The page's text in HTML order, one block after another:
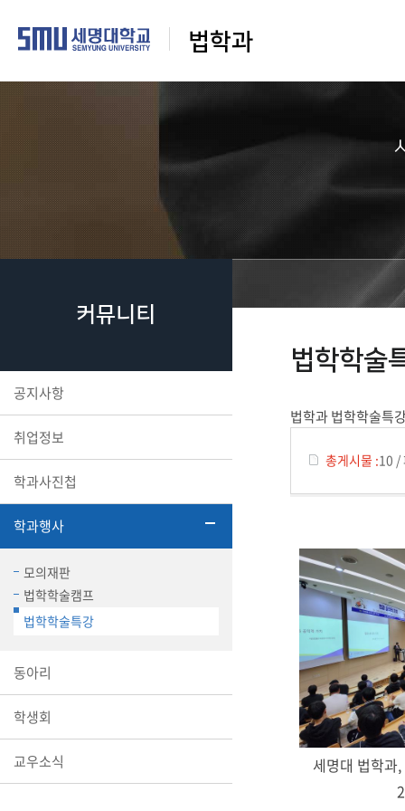
법학과
커뮤니티
공지사항
취업정보
학과사진첩
학과행사
모의재판
법학학술캠프
법학학술특강
동아리
학생회
교우소식
법학학술
법학과 법학학술특
총게시물 :10 /